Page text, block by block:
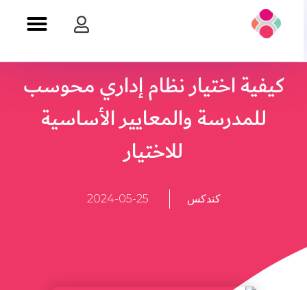
كيفية اختيار نظام إداري محوسب
للمدرسة والمعايير الأساسية
للاختيار
كندكس 2024-05-25